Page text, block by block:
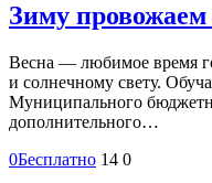
Зиму
Весна — любимое время
и солнечному свету.
Муниципального
дополнительного…
0Бесплатно 14 0